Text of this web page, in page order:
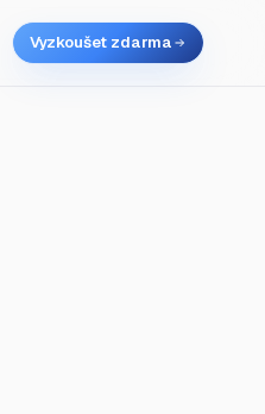
Vyzkoušet zdarma